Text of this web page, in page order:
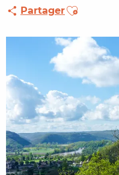
PartagerAjouter aux